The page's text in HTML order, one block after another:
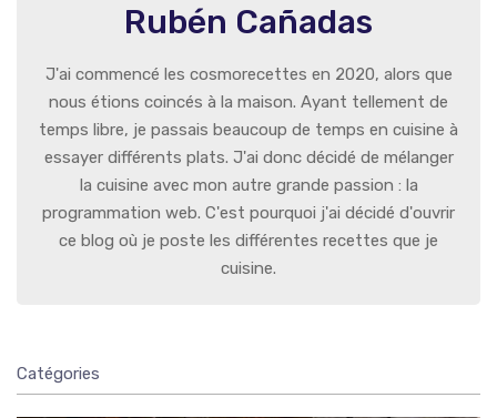
Rubén Cañadas
J'ai commencé les cosmorecettes en 2020, alors que
nous étions coincés à la maison. Ayant tellement de
temps libre, je passais beaucoup de temps en cuisine à
essayer différents plats. J'ai donc décidé de mélanger
la cuisine avec mon autre grande passion : la
programmation web. C'est pourquoi j'ai décidé d'ouvrir
ce blog où je poste les différentes recettes que je
cuisine.
Catégories